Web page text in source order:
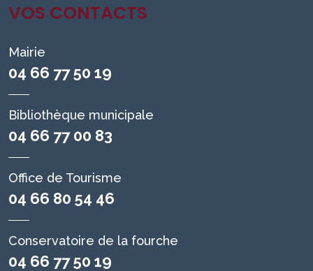
VOS CONTACTS
Mairie
04 66 77 50 19
Bibliothèque municipale
04 66 77 00 83
Office de Tourisme
04 66 80 54 46
Conservatoire de la fourche
04 66 77 50 19